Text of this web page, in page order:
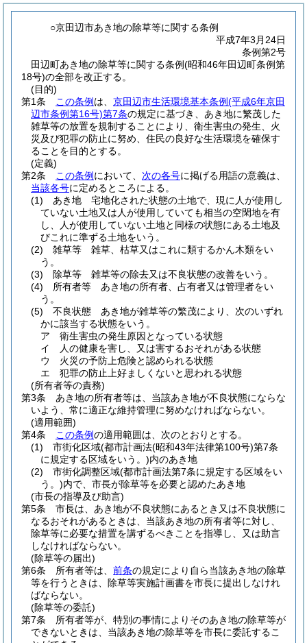
○京田辺市あき地の除草等に関する条例
平成7年3月24日
条例第2号
田辺町あき地の除草等に関する条例(昭和46年田辺町条例第
18号)の全部を改正する。
(目的)
第1条
この条例 は、 京田辺市生活環境基本条例(平成6年京田
辺市条例第16号)第7条の規定に基づき、あき地に繁茂した
雑草等の放置を規制することにより、衛生害虫の発生、火
災及び犯罪の防止に努め、住民の良好な生活環境を確保す
ることを目的とする。
(定義)
第2条
この条例 において、 次の各号に掲げる用語の意義は、
当該各号に定めるところによる。
(1)
あき地 宅地化された状態の土地で、現に人が使用し
ていない土地又は人が使用していても相当の空閑地を有
し、人が使用していない土地と同様の状態にある土地及
びこれに準ずる土地をいう。
(2)
雑草等 雑草、枯草又はこれに類するかん木類をい
う。
(3)
除草等 雑草等の除去又は不良状態の改善をいう。
(4)
所有者等 あき地の所有者、占有者又は管理者をい
う。
(5)
不良状態 あき地が雑草等の繁茂により、次のいずれ
かに該当する状態をいう。
ア
衛生害虫の発生原因となっている状態
イ
人の健康を害し、又は害するおそれがある状態
ウ
火災の予防上危険と認められる状態
エ
犯罪の防止上好ましくないと思われる状態
(所有者等の責務)
第3条
あき地の所有者等は、当該あき地が不良状態にならな
いよう、常に適正な維持管理に努めなければならない。
(適用範囲)
第4条
この条例の適用範囲は、次のとおりとする。
(1)
市街化区域(都市計画法(昭和43年法律第100号)第7条
に規定する区域をいう。)内のあき地
(2)
市街化調整区域(都市計画法第7条に規定する区域をい
う。)内で、市長が除草等を必要と認めたあき地
(市長の指導及び助言)
第5条
市長は、あき地が不良状態にあるとき又は不良状態に
なるおそれがあるときは、当該あき地の所有者等に対し、
除草等に必要な措置を講ずるべきことを指導し、又は助言
しなければならない。
(除草等の届出)
第6条
所有者等は、 前条の規定により自ら当該あき地の除草
等を行うときは、除草等実施計画書を市長に提出しなけれ
ばならない。
(除草等の委託)
第7条
所有者等が、特別の事情によりそのあき地の除草等が
できないときは、当該あき地の除草等を市長に委託するこ